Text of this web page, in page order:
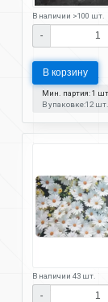
В наличии >100 шт.
-
В корзину
Мин. партия: 1 шт.
В упаковке:12 шт.
В наличии 43 шт.
-